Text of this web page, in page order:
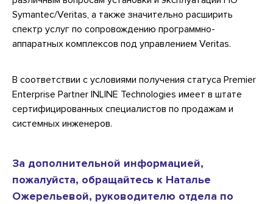
Symantec/Veritas, а также значительно расширить
спектр услуг по сопровождению программно-
аппаратных комплексов под управлением Veritas.
В соответствии с условиями получения статуса Premier
Enterprise Partner INLINE Technologies имеет в штате
сертифицированных специалистов по продажам и
системных инженеров.
За дополнительной информацией,
пожалуйста, обращайтесь к Наталье
Ожерельевой, руководителю отдела по